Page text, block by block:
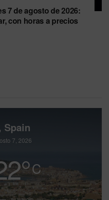
7 de agosto de 2026:
con horas a precios
Spain
7, 2026
°C